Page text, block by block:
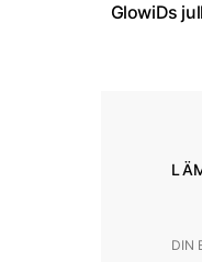
GlowiDs
DIN